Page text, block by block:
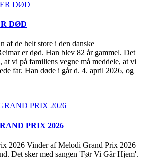
DØD
af de helt store i den danske
er død. Han blev 82 år gammel. Det
at vi på familiens vegne må meddele, at vi
far. Han døde i går d. 4. april 2026, og
PRIX 2026
2026 Vinder af Melodi Grand Prix 2026
Det sker med sangen 'Før Vi Går Hjem'.